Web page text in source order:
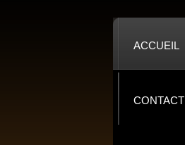
ACCUEIL
CONTACT